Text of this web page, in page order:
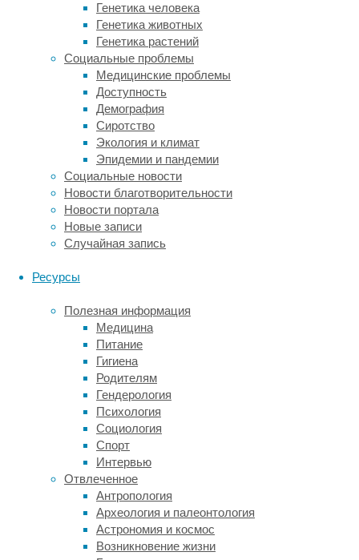
Генетика человека
Генетика животных
Генетика растений
Социальные проблемы
Медицинские проблемы
Доступность
Демография
Сиротство
Экология и климат
Эпидемии и пандемии
Социальные новости
Новости благотворительности
Новости портала
Новые записи
Случайная запись
Ресурсы
Полезная информация
Медицина
Питание
Гигиена
Родителям
Гендерология
Психология
Социология
Спорт
Интервью
Отвлеченное
Антропология
Археология и палеонтология
Астрономия и космос
Возникновение жизни
результате
японско-
китайская
команда
обнаружила,
что
располагающиеся
там
нейроны
обладают
чрезвычайно
сильной
способностью
индуцировать
сон,
не
от
обычного
медленноволнового
сна,
характеризующегося
низкочастотными
высокоамплитудными
волнами.
Активация клеток в прилежащем ядре с
«Классический
тормозный